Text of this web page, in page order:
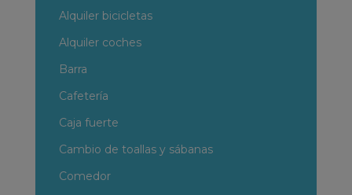
Alquiler bicicletas
Alquiler coches
Barra
Cafetería
Caja fuerte
Cambio de toallas y sábanas
Comedor